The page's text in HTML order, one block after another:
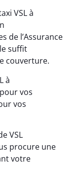
VSL à
de l’Assurance
suffit
couverture.
à
vos
vos
VSL
procure une
votre